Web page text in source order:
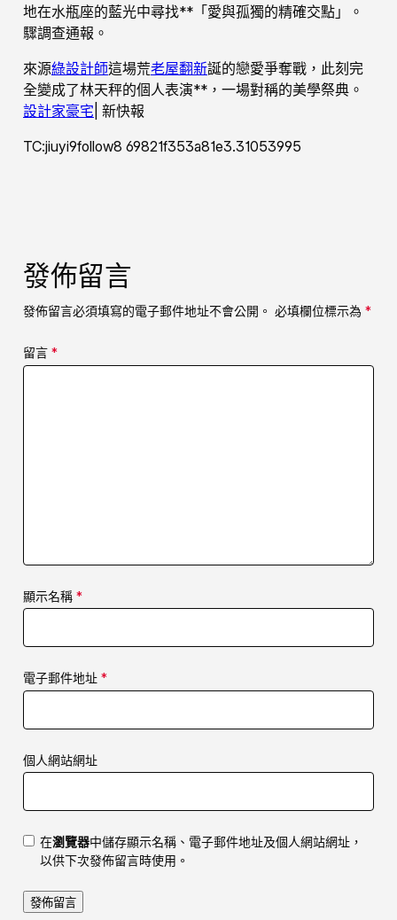
地在水瓶座的藍光中尋找**「愛與孤獨的精確交點」。
驟調查通報。
來源綠設計師這場荒老屋翻新誕的戀愛爭奪戰，此刻完
全變成了林天秤的個人表演**，一場對稱的美學祭典。
設計家豪宅 | 新快報
TC:jiuyi9follow8 69821f353a81e3.31053995
發佈留言
發佈留言必須填寫的電子郵件地址不會公開。 必填欄位標示為 *
留言 *
顯示名稱 *
電子郵件地址 *
個人網站網址
在瀏覽器中儲存顯示名稱、電子郵件地址及個人網站網址，
以供下次發佈留言時使用。